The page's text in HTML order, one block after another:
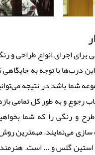
اجرای انواع طراحی و
درب‌ها با توجه به
شما باشد در نتیجه
رجوع و به طور کل تمامی
و رنگی را که شما
سازی می‌نمایند. مهمترین
گلس و ... است.